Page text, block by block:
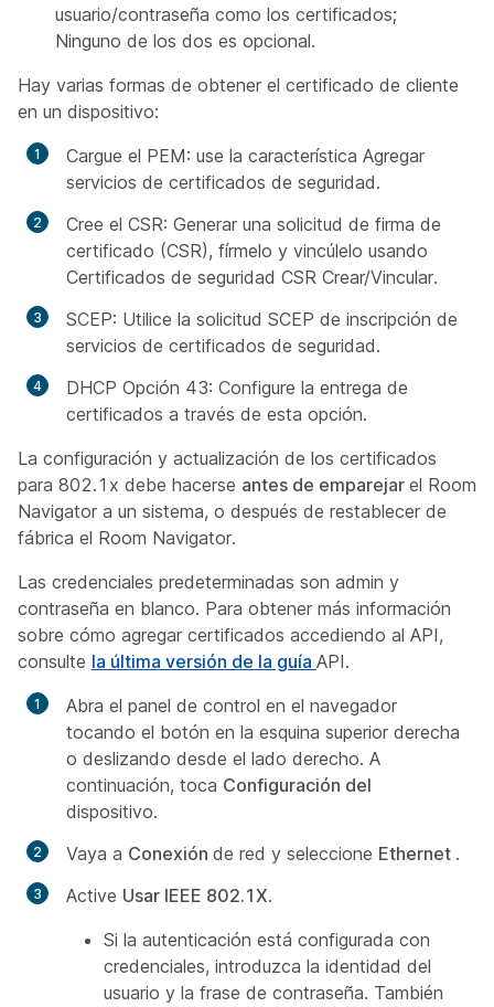
usuario/contraseña como los certificados;
Ninguno de los dos es opcional.
Hay varias formas de obtener el certificado de cliente
en un dispositivo:
Cargue el PEM: use la característica Agregar
servicios de certificados de seguridad.
Cree el CSR: Generar una solicitud de firma de
certificado (CSR), fírmelo y vincúlelo usando
Certificados de seguridad CSR Crear/Vincular.
SCEP: Utilice la solicitud SCEP de inscripción de
servicios de certificados de seguridad.
DHCP Opción 43: Configure la entrega de
certificados a través de esta opción.
La configuración y actualización de los certificados
para 802.1x debe hacerse antes de emparejar el Room
Navigator a un sistema, o después de restablecer de
fábrica el Room Navigator.
Las credenciales predeterminadas son admin y
contraseña en blanco. Para obtener más información
sobre cómo agregar certificados accediendo al API,
consulte la última versión de la guía API.
Abra el panel de control en el navegador
tocando el botón en la esquina superior derecha
o deslizando desde el lado derecho. A
continuación, toca Configuración del
dispositivo.
Vaya a Conexión de red y seleccione Ethernet .
Active Usar IEEE 802.1X.
Si la autenticación está configurada con
credenciales, introduzca la identidad del
usuario y la frase de contraseña. También